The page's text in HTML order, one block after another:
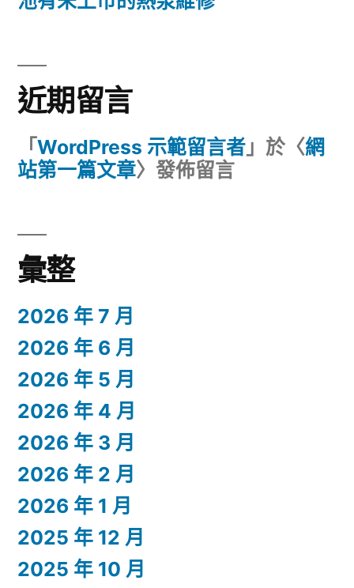
近期留言
「 WordPress 示範留言者 」於〈網
站第一篇文章〉發佈留言
彙整
2026 年 7 月
2026 年 6 月
2026 年 5 月
2026 年 4 月
2026 年 3 月
2026 年 2 月
2026 年 1 月
2025 年 12 月
2025 年 10 月